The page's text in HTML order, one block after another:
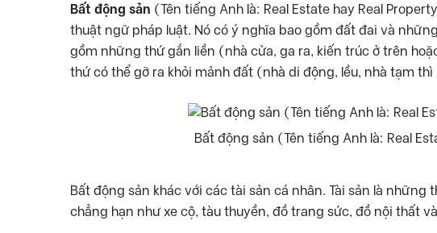
Bất động sản (Tên tiếng Anh là: Real Estate hay Real
thuật ngữ pháp luật. Nó có ý nghĩa bao gồm đất đai và
gồm những thứ gắn liền (nhà cửa, ga ra, kiến trúc ở trên
thứ có thể gỡ ra khỏi mảnh đất (nhà di động, lều, nhà tạm
Bất động sản (Tên tiếng Anh là: Real
Bất động sản khác với các tài sản cá nhân. Tài sản là
chẳng hạn như xe cộ, tàu thuyền, đồ trang sức, đồ nội thất